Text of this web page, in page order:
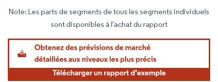
Image © Mordor Intelligence. La réutilisation nécessite une attribution sous CC BY
Note: Les parts de segments de tous les segments individuels
sont disponibles à l'achat du rapport